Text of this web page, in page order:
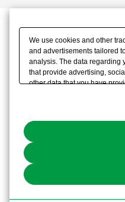
10)首ジョイン
11)首ジョイン
12)首ジョイン
13)首ジョイン
14)首ボールジョ
15)首ボールジ
16)オプション
着】リツカ【水
す）
We use cookies and other
and advertisements tailored
analysis. The data regarding
that provide advertising,
other data that you have
the use of all Cookies
You can change your